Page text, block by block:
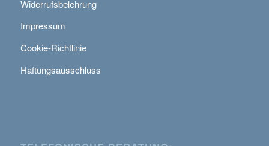
Widerrufsbelehrung
Impressum
Cookie-Richtlinie
Haftungsausschluss